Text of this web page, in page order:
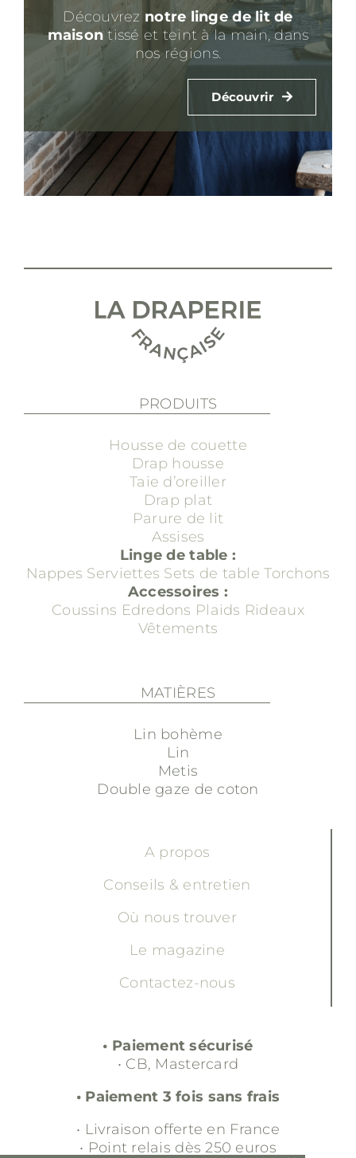
Découvrez notre linge de lit de
maisontissé et teint à la main, dans
nos régions.
Découvrir
PRODUITS
Housse de couette
Drap housse
Taie d’oreiller
Drap plat
Parure de lit
Assises
Linge de table :
Nappes Serviettes Sets de table Torchons
Accessoires :
Coussins Edredons Plaids Rideaux
Vêtements
MATIÈRES
Lin bohème
Lin
Metis
Double gaze de coton
A propos
Conseils & entretien
Où nous trouver
Le magazine
Contactez-nous
• Paiement sécurisé
• CB, Mastercard
• Paiement 3 fois sans frais
• Livraison offerte en France
• Point relais dès 250 euros